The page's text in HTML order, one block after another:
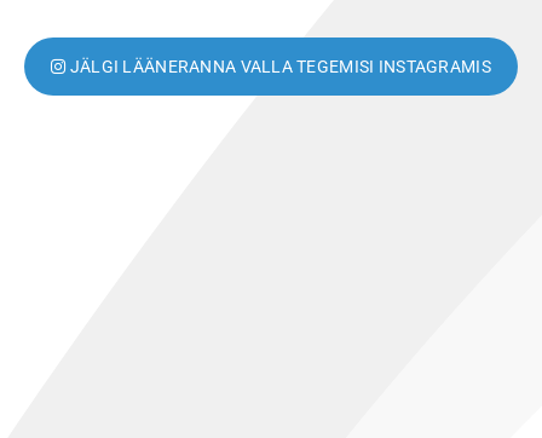
JÄLGI LÄÄNERANNA VALLA TEGEMISI INSTAGRAMIS